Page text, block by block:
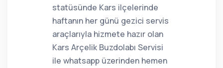
statüsünde Kars ilçelerinde
haftanın her günü gezici servis
araçlarıyla hizmete hazır olan
Kars Arçelik Buzdolabı Servisi
ile whatsapp üzerinden hemen